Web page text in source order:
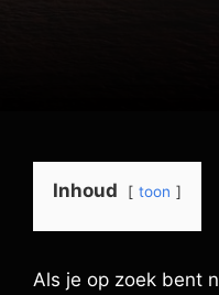
Inhoud toon
Als je op zoek bent